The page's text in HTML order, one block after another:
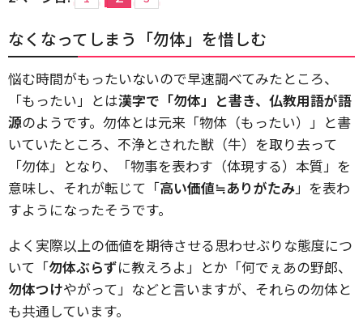
なくなってしまう「勿体」を惜しむ
悩む時間がもったいないので早速調べてみたところ、
「もったい」とは漢字で「勿体」と書き、仏教用語が語
源のようです。勿体とは元来「物体（もったい）」と書
いていたところ、不浄とされた獣（牛）を取り去って
「勿体」となり、「物事を表わす（体現する）本質」を
意味し、それが転じて「高い価値≒ありがたみ」を表わ
すようになったそうです。
よく実際以上の価値を期待させる思わせぶりな態度につ
いて「勿体ぶらずに教えろよ」とか「何でぇあの野郎、
勿体つけやがって」などと言いますが、それらの勿体と
も共通しています。